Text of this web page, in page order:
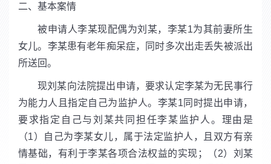
二、基本案情
被申请人李某现配偶为刘某，李某1为其前妻所生
女儿。李某患有老年痴呆症，同时多次出走丢失被派出
所送回。
现刘某向法院提出申请，要求认定李某为无民事行
为能力人且指定自己为监护人。李某1同时提出申请，
要求指定自己与刘某共同担任李某监护人。理由是
（1）自己为李某女儿，属于法定监护人，且双方有亲
情基础，有利于李某各项合法权益的实现；（2）刘某